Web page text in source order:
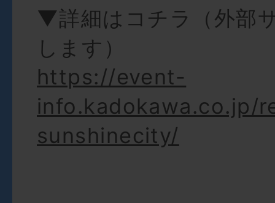
▼詳細はコチラ（外部
します）
https://event-
info.kadokawa.co.jp/
sunshinecity/